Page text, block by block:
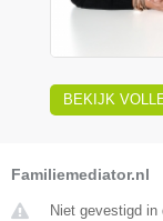
BEKIJK
Familiemediator.nl
Niet gevestigd